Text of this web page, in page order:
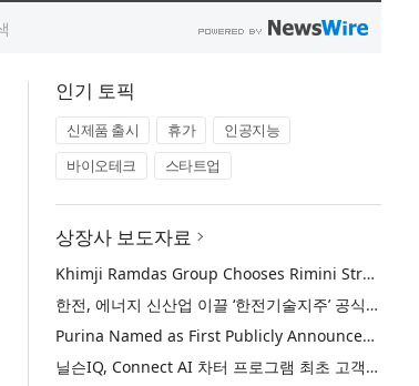
인기 토픽
신제품 출시 휴가
인공지능
바이오테크
스타트업
상장사 보도자료
Khimji Ramdas Group Chooses Rimini Street to Reduce SAP Support Costs, Protect 700+ Customizations and Reinvest Savings in Innovation
한전, 에너지 신산업 이끌 ‘한전기술지주’ 공식 출범
Purina Named as First Publicly Announced NIQ ConnectAI Charter Client
닐슨IQ, Connect AI 차터 프로그램 최초 고객사 ‘퓨리나’ 선정